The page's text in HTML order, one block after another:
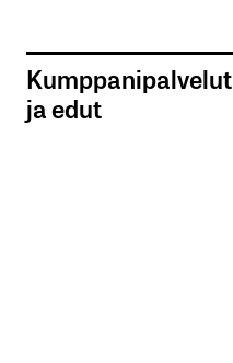
Kumppanipalvelut
ja edut